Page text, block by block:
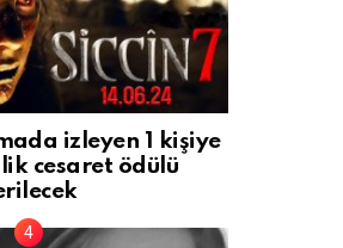
izleyen 1 kişiye
cesaret ödülü